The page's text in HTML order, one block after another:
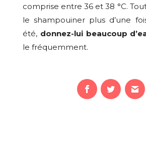
comprise entre 36 et 38 °C.
le shampouiner plus d’une
été, donnez-lui beaucoup
le fréquemment.